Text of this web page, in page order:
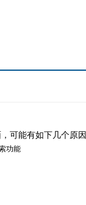
可能有如下几个原因
功能